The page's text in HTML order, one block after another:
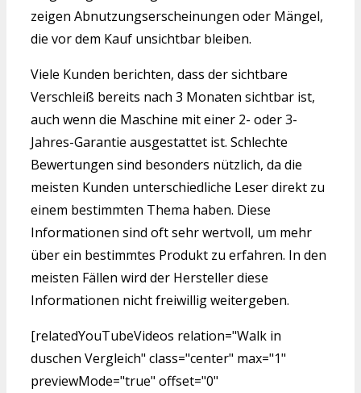
zeigen Abnutzungserscheinungen oder Mängel,
die vor dem Kauf unsichtbar bleiben.
Viele Kunden berichten, dass der sichtbare
Verschleiß bereits nach 3 Monaten sichtbar ist,
auch wenn die Maschine mit einer 2- oder 3-
Jahres-Garantie ausgestattet ist. Schlechte
Bewertungen sind besonders nützlich, da die
meisten Kunden unterschiedliche Leser direkt zu
einem bestimmten Thema haben. Diese
Informationen sind oft sehr wertvoll, um mehr
über ein bestimmtes Produkt zu erfahren. In den
meisten Fällen wird der Hersteller diese
Informationen nicht freiwillig weitergeben.
[relatedYouTubeVideos relation="Walk in
duschen Vergleich" class="center" max="1"
previewMode="true" offset="0"